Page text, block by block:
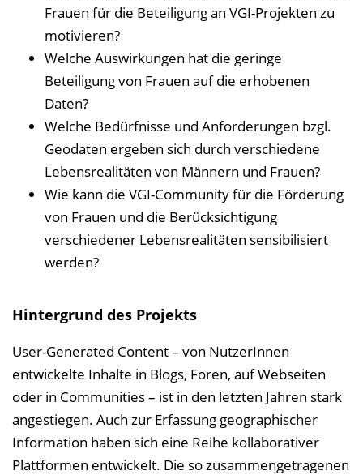
e
n
Frauen für die Beteiligung an VGI-Projekten zu
motivieren?
Welche Auswirkungen hat die geringe
Beteiligung von Frauen auf die erhobenen
Daten?
Welche Bedürfnisse und Anforderungen bzgl.
Geodaten ergeben sich durch verschiedene
Lebensrealitäten von Männern und Frauen?
Wie kann die VGI-Community für die Förderung
von Frauen und die Berücksichtigung
verschiedener Lebensrealitäten sensibilisiert
werden?
Hintergrund des Projekts
User-Generated Content – von NutzerInnen
entwickelte Inhalte in Blogs, Foren, auf Webseiten
oder in Communities – ist in den letzten Jahren stark
angestiegen. Auch zur Erfassung geographischer
Information haben sich eine Reihe kollaborativer
Plattformen entwickelt. Die so zusammengetragenen